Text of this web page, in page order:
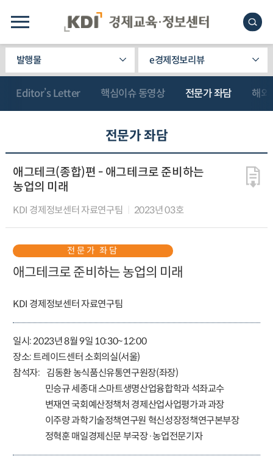
발행물 e경제정보리뷰
Editor’s Letter 핵심이슈 동영상 전문가 좌담 해외
전문가 좌담
애그테크(종합)편 - 애그테크로 준비하는
농업의 미래
KDI 경제정보센터 자료연구팀 2023년 03호
전문가 좌담
애그테크로 준비하는 농업의 미래
KDI 경제정보센터 자료연구팀
일시: 2023년 8월 9일 10:30~12:00
장소: 트레이드센터 소회의실(서울)
참석자: 김동환 농식품신유통연구원장(좌장)
민승규 세종대 스마트생명산업융합학과 석좌교수
변재연 국회예산정책처 경제산업사업평가과 과장
이주량 과학기술정책연구원 혁신성장정책연구본부장
정혁훈 매일경제신문 부국장·농업전문기자